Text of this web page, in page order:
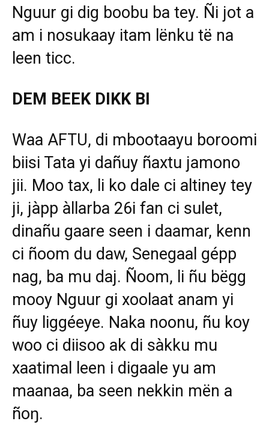
Nguur gi dig boobu ba tey. Ñi jot a
am i nosukaay itam lënku të na
leen ticc.
DEM BEEK DIKK BI
Waa AFTU, di mbootaayu boroomi
biisi Tata yi dañuy ñaxtu jamono
jii. Moo tax, li ko dale ci altiney tey
ji, jàpp àllarba 26i fan ci sulet,
dinañu gaare seen i daamar, kenn
ci ñoom du daw, Senegaal gépp
nag, ba mu daj. Ñoom, li ñu bëgg
mooy Nguur gi xoolaat anam yi
ñuy liggéeye. Naka noonu, ñu koy
woo ci diisoo ak di sàkku mu
xaatimal leen i digaale yu am
maanaa, ba seen nekkin mën a
ñoŋ.